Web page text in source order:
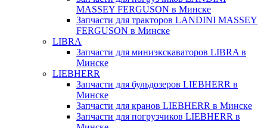
MASSEY FERGUSON в Минске
Запчасти для тракторов LANDINI MASSEY
FERGUSON в Минске
LIBRA
Запчасти для миниэкскаваторов LIBRA в
Минске
LIEBHERR
Запчасти для бульдозеров LIEBHERR в
Минске
Запчасти для кранов LIEBHERR в Минске
Запчасти для погрузчиков LIEBHERR в